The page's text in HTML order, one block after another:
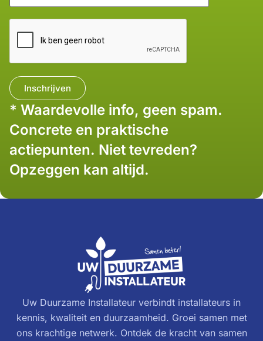
* Waardevolle info, geen spam.
Concrete en praktische
actiepunten. Niet tevreden?
Opzeggen kan altijd.
Uw Duurzame Installateur verbindt installateurs in
kennis, kwaliteit en duurzaamheid. Groei samen met
ons krachtige netwerk. Ontdek de kracht van samen